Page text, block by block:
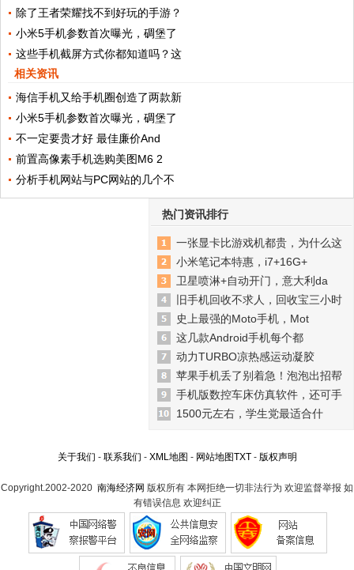
除了王者荣耀找不到好玩的手游？
小米5手机参数首次曝光，碉堡了
这些手机截屏方式你都知道吗？这
相关资讯
海信手机又给手机圈创造了两款新
小米5手机参数首次曝光，碉堡了
不一定要贵才好 最佳廉价And
前置高像素手机选购美图M6 2
分析手机网站与PC网站的几个不
热门资讯排行
一张显卡比游戏机都贵，为什么这
小米笔记本特惠，i7+16G+
卫星喷淋+自动开门，意大利da
旧手机回收不求人，回收宝三小时
史上最强的Moto手机，Mot
这几款Android手机每个都
动力TURBO凉热感运动凝胶
苹果手机丢了别着急！泡泡出招帮
手机版数控车床仿真软件，还可手
1500元左右，学生党最适合什
关于我们 - 联系我们 - XML地图 - 网站地图TXT- 版权声明
Copyright.2002-2020 南海经济网 版权所有 本网拒绝一切非法行为 欢迎监督举报 如
有错误信息 欢迎纠正